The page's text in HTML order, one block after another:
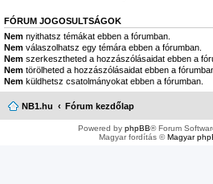
FÓRUM JOGOSULTSÁGOK
Nem nyithatsz témákat ebben a fórumban.
Nem válaszolhatsz egy témára ebben a fórumban.
Nem szerkesztheted a hozzászólásaidat ebben a
Nem törölheted a hozzászólásaidat ebben a
Nem küldhetsz csatolmányokat ebben a fórumban.
NB1.hu Fórum kezdőlap
Powered by phpBB® Forum
Magyar fordítás ©Magyar